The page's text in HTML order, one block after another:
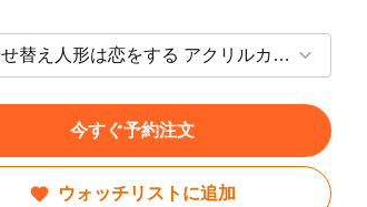
今すぐ予約注文
ウォッチリストに追加